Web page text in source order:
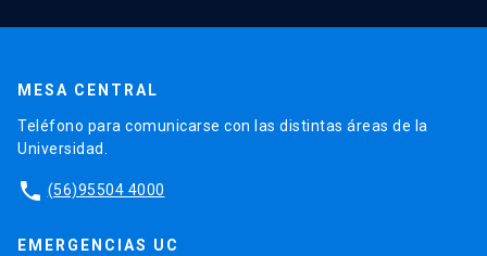
MESA CENTRAL
Teléfono para comunicarse con las distintas áreas de la
Universidad.
phone (56)95504 4000
EMERGENCIAS UC